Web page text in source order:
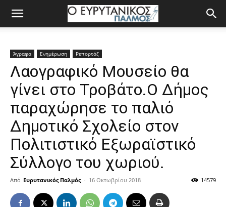
Άγραφα Ενημέρωση Ρεπορτάζ
Λαογραφικό Μουσείο θα
γίνει στο Τροβάτο.Ο Δήμος
παραχώρησε το παλιό
Δημοτικό Σχολείο στον
Πολιτιστικό Εξωραϊστικό
Σύλλογο του χωριού.
Από Ευρυτανικός Παλμός - 16 Οκτωβρίου 2018 14579